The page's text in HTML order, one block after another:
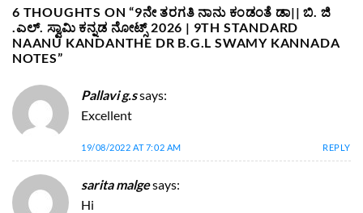
6 THOUGHTS ON “9ನೇ ತರಗತಿ ನಾನು ಕಂಡಂತೆ ಡಾ|| ಬಿ. ಜಿ
.ಎಲ್‌. ಸ್ವಾಮಿ ಕನ್ನಡ ನೋಟ್ಸ್‌ 2026 | 9TH STANDARD
NAANU KANDANTHE DR B.G.L SWAMY KANNADA
NOTES”
Pallavi g.ssays:
Excellent
19/08/2022 AT 7:02 AM REPLY
sarita malgesays:
Hi